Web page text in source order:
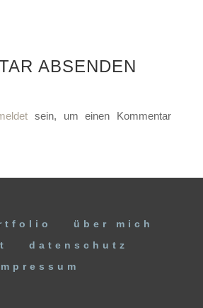
ABSENDEN
sein, um einen Kommentar
über mich
datenschutz